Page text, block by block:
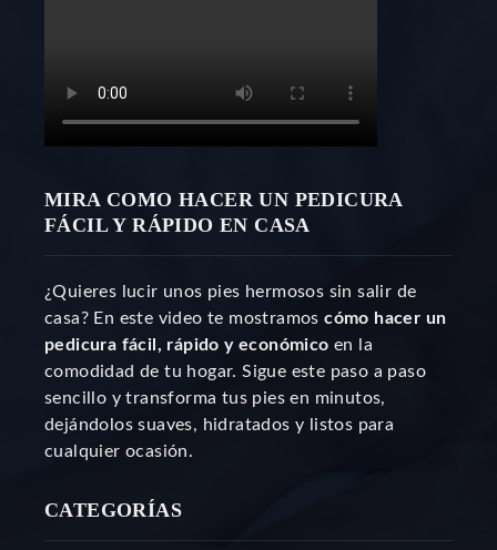
MIRA COMO HACER UN PEDICURA
FÁCIL Y RÁPIDO EN CASA
¿Quieres lucir unos pies hermosos sin salir de
casa? En este video te mostramoscómo hacer un
pedicura fácil, rápido y económico en la
comodidad de tu hogar. Sigue este paso a paso
sencillo y transforma tus pies en minutos,
dejándolos suaves, hidratados y listos para
cualquier ocasión.
CATEGORÍAS